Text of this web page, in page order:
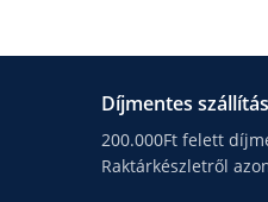
Díjmentes szállítás
200.000Ft felett
Raktárkészletről